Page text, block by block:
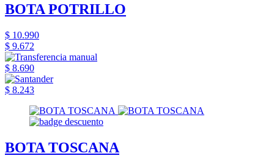
BOTA POTRILLO
$ 10.990
$ 9.672
$ 8.690
$ 8.243
BOTA TOSCANA